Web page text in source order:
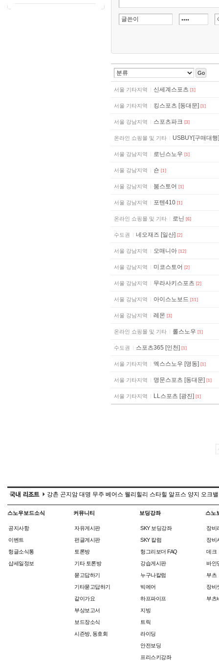
Go
서울 기타지역 신세계스포츠 [1]
서울 기타지역 킹스포츠 [동대문] [1]
서울 강남지역 스포츠파크 [3]
온라인 쇼핑몰 및 기타 USBUY[구매대행]
서울 강남지역 로닌스노우 [1]
서울 강남지역 숀 [1]
서울 강남지역 붐스토어 [1]
서울 강남지역 포텐410 [1]
온라인 쇼핑몰 및 기타 로닌 [6]
수도권 네오재즈 [일산] [2]
서울 강남지역 오매니아 [12]
서울 강남지역 미코스토어 [2]
서울 강남지역 무라사키스포츠 [2]
서울 강남지역 아이스노보드 [11]
서울 강남지역 레몬 [3]
온라인 쇼핑몰 및 기타 롤스노우 [1]
수도권 스포츠365 [인천] [1]
서울 기타지역 엑스스노우 [명동] [1]
서울 기타지역 명문스포츠 [동대문] [1]
서울 기타지역 LL스포츠 [광진] [1]
강촌 곤지암 대명 무주 베어스 웰리힐리 스타힐 알프스 양지 오크
스노우보드소식
공지사항
이벤트
헝글소식통
샵세일정보
커뮤니티
자유게시판
펀글게시판
토론방
기타 토론방
묻고답하기
기타묻고답하기
같이가요
부상보고서
보드장소식
시즌방, 동호회
보딩강좌
SKY 보딩강좌
SKY 칼럼
헝그리보더 FAQ
강습게시판
누구나칼럼
빅에어
하프파이프
지빙
트릭
라이딩
안전보딩
프리스키강좌
스노
장비
장비
데크
바인
부츠
장비
부츠